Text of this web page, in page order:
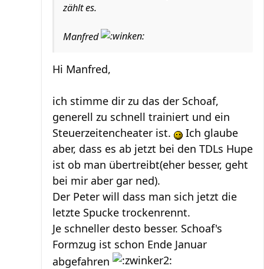
zählt es.
Manfred
Hi Manfred,
ich stimme dir zu das der Schoaf,
generell zu schnell trainiert und ein
Steuerzeitencheater ist.
Ich glaube
aber, dass es ab jetzt bei den TDLs Hupe
ist ob man übertreibt(eher besser, geht
bei mir aber gar ned).
Der Peter will dass man sich jetzt die
letzte Spucke trockenrennt.
Je schneller desto besser. Schoaf's
Formzug ist schon Ende Januar
abgefahren